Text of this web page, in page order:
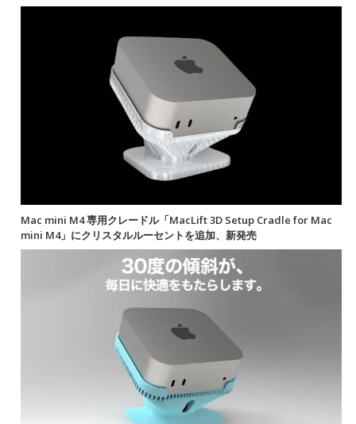
Mac mini M4 専用クレードル「MacLift 3D Setup Cradle for Mac
mini M4」にクリスタルルーセントを追加、新発売